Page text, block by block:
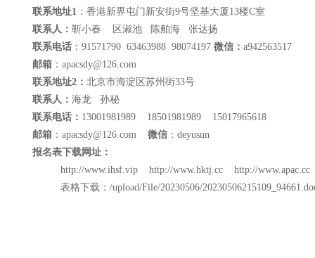
联系地址1：香港新界屯门新安街9号坚基大厦13楼C室
联系人： 靳小春 区淑池 陈舶海 张达扬
联系电话：91571790 63463988 98074197 微信： a942563517
邮箱：apacsdy@126.com
联系地址2： 北京市海淀区苏州街33号
联系人： 海龙 孙秘
联系电话： 13001981989 18501981989 15017965618
邮箱：apacsdy@126.com 微信：deyusun
报名表下载网址：
http://www.ihsf.vip
http://www.hktj.cc
http://www.apac.cc
表格下载： /upload/File/20230506/